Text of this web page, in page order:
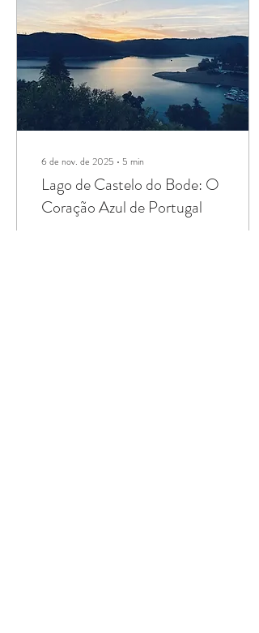
6 de nov. de 2025 ∙ 5 min
Lago de Castelo do Bode: O
Coração Azul de Portugal